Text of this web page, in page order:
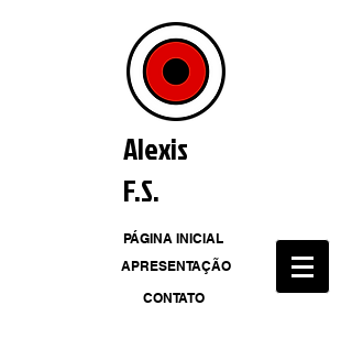
Alexis
F.S.
PÁGINA INICIAL
APRESENTAÇÃO
CONTATO